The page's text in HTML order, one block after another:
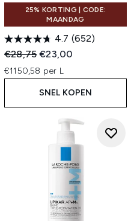
25% KORTING | CODE:
MAANDAG
4.7 (652)
Recommended Retail Price:
€28,75Huidige prijs:
€23,00
€1150,58 per L
SNEL KOPEN